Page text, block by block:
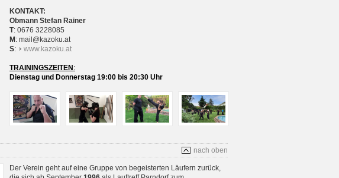
KONTAKT:
Obmann Stefan Rainer
T: 0676 3228085
M : mail@kazoku.at
S: www.kazoku.at
TRAININGSZEITEN :
Dienstag und Donnerstag 19:00 bis 20:30 Uhr
nach oben
Der Verein geht auf eine Gruppe von begeisterten Läufern zurück,